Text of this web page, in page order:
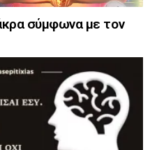
σύμφωνα με τον